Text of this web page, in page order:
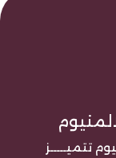
تتميـــــز